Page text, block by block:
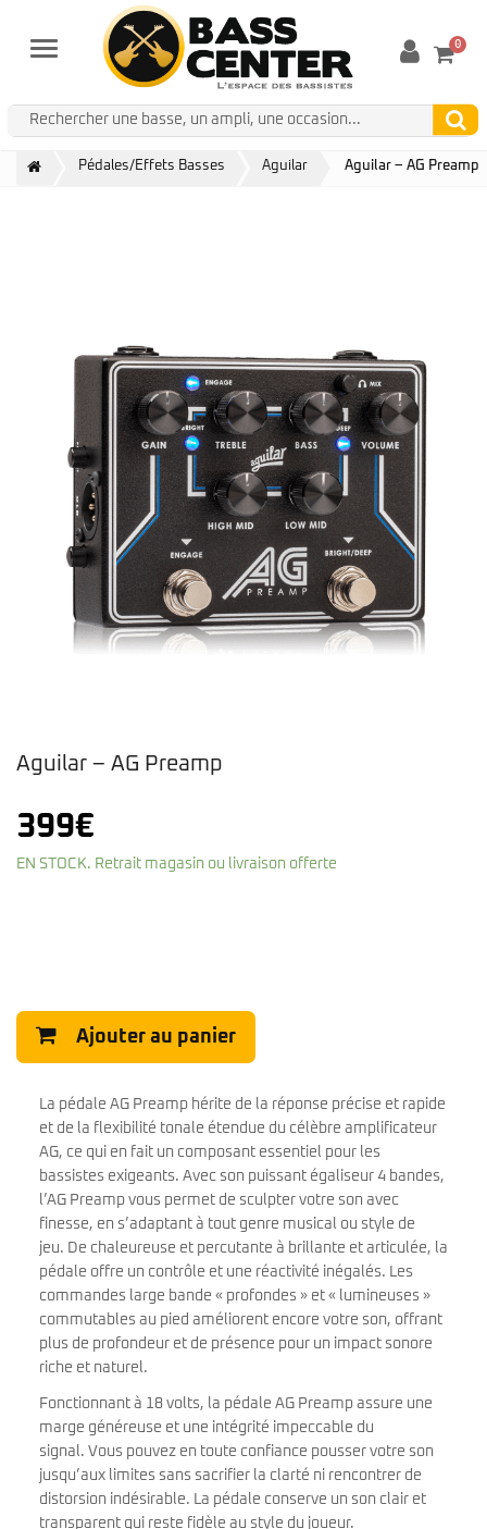
Menu 0
Pédales/Effets Basses Aguilar Aguilar – AG Preamp
Aguilar – AG Preamp
399€
EN STOCK. Retrait magasin ou livraison offerte
Ajouter au panier
La pédale AG Preamp hérite de la réponse précise et rapide
et de la flexibilité tonale étendue du célèbre amplificateur
AG, ce qui en fait un composant essentiel pour les
bassistes exigeants. Avec son puissant égaliseur 4 bandes,
l’AG Preamp vous permet de sculpter votre son avec
finesse, en s’adaptant à tout genre musical ou style de
jeu. De chaleureuse et percutante à brillante et articulée, la
pédale offre un contrôle et une réactivité inégalés. Les
commandes large bande « profondes » et « lumineuses »
commutables au pied améliorent encore votre son, offrant
plus de profondeur et de présence pour un impact sonore
riche et naturel.
Fonctionnant à 18 volts, la pédale AG Preamp assure une
marge généreuse et une intégrité impeccable du
signal. Vous pouvez en toute confiance pousser votre son
jusqu’aux limites sans sacrifier la clarté ni rencontrer de
distorsion indésirable. La pédale conserve un son clair et
transparent qui reste fidèle au style du joueur.